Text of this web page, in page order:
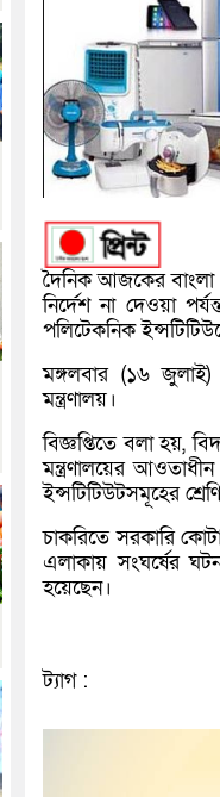
দৈনিক আজকের বাংলা
নির্দেশ না দেওয়া
পলিটেকনিক
মঙ্গলবার (১৬ জুলাই)
মন্ত্রণালয়।
বিজ্ঞপ্তিতে বলা হয়,
মন্ত্রণালয়ের
ইন্সটিটিউটসমূহের
চাকরিতে সরকারি
এলাকায় সংঘর্ষের
হয়েছেন।
ট্যাগ :